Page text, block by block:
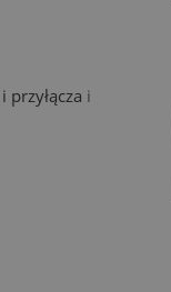
przyłącza i